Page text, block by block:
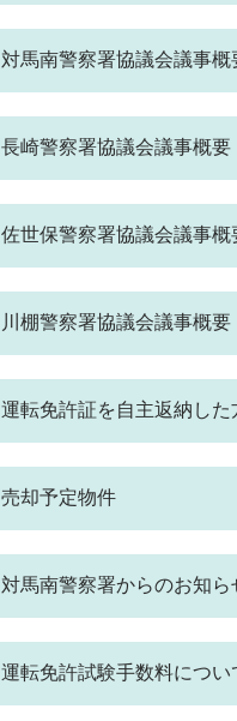
対馬南警察署協議会議事概
長崎警察署協議会議事概要
佐世保警察署協議会議事概
川棚警察署協議会議事概要
運転免許証を自主返納した
売却予定物件
対馬南警察署からのお知ら
運転免許試験手数料につい